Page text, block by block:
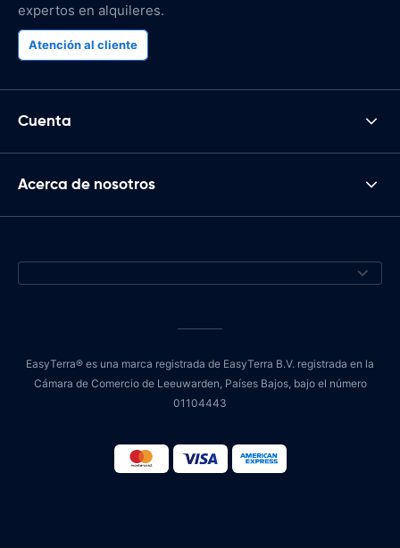
expertos en alquileres.
Atención al cliente
Cuenta
Acerca de nosotros
EasyTerra® es una marca registrada de EasyTerra B.V. registrada en la
Cámara de Comercio de Leeuwarden, Países Bajos, bajo el número
01104443